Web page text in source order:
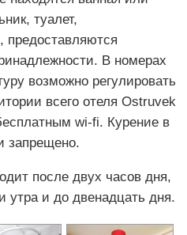
туалет,
предоставляются
В номерах
возможно регулировать
всего отеля Ostruvek
wi-fi. Курение в
запрещено.
после двух часов дня,
утра и до двенадцать дня.